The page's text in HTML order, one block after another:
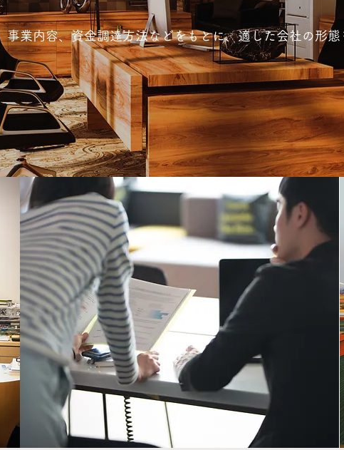
事業内容、資金調達方法などをもとに、適した会社の形